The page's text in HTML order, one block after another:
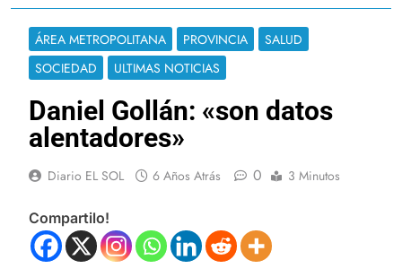
ÁREA METROPOLITANA PROVINCIA
SALUD
SOCIEDAD
ULTIMAS NOTICIAS
Daniel Gollán: «son datos
alentadores»
Diario EL SOL 6 Años Atrás 0 3 Minutos
Compartilo!